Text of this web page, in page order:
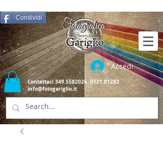
Condividi
Contattaci349.5582026 0121.81282
info@fotogariglio.it
Accedi